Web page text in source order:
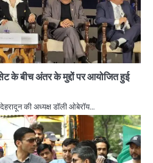
के बीच अंतर के मुद्दों पर आयोजित हुई
की अध्यक्ष डॉली ओबेरॉय…